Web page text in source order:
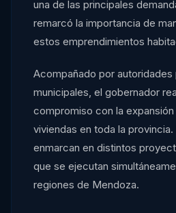
una de las principales
remarcó la importancia de
estos emprendimientos
Acompañado por autoridades
municipales, el gobernador
compromiso con la
viviendas en toda la
enmarcan en distintos
que se ejecutan
regiones de Mendoza.